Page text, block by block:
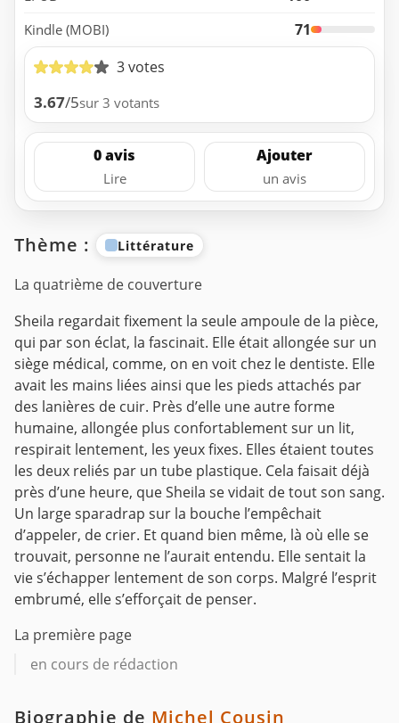
Kindle (MOBI)
71
3 votes
3.67/5sur 3 votants
0 avis
Lire
Ajouter
un avis
Thème : Littérature
La quatrième de couverture
Sheila regardait fixement la seule ampoule de la pièce,
qui par son éclat, la fascinait. Elle était allongée sur un
siège médical, comme, on en voit chez le dentiste. Elle
avait les mains liées ainsi que les pieds attachés par
des lanières de cuir. Près d’elle une autre forme
humaine, allongée plus confortablement sur un lit,
respirait lentement, les yeux fixes. Elles étaient toutes
les deux reliés par un tube plastique. Cela faisait déjà
près d’une heure, que Sheila se vidait de tout son sang.
Un large sparadrap sur la bouche l’empêchait
d’appeler, de crier. Et quand bien même, là où elle se
trouvait, personne ne l’aurait entendu. Elle sentait la
vie s’échapper lentement de son corps. Malgré l’esprit
embrumé, elle s’efforçait de penser.
La première page
en cours de rédaction
Biographie de Michel Cousin